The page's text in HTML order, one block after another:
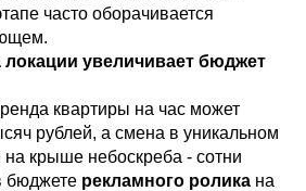
часто оборачивается
локации увеличивает бюджет
квартиры на час может
рублей, а смена в уникальном
на крыше небоскреба - сотни
бюджете рекламного ролика на